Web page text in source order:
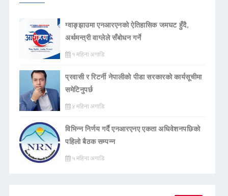
ग्वाङ्झाउमा एनआरएनको ऐतिहासिक जमघट हुँदै,
अर्थमन्त्री वाग्लेले सँबोधन गर्ने
१ महिना अगाडि
प्रवासी र रिटर्नी नेपालीको पीडा सरकारको कार्यसूचीमा
समेटिनुपर्छ
४ महिना अगाडि
विभिन्न निर्णय गर्दै एनआरएनए एकता अधिवेशनपछिको
पहिलो बैठक सम्पन्न
५ महिना अगाडि